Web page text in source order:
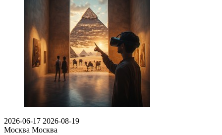
2026-06-17 2026-08-19
Москва Москва